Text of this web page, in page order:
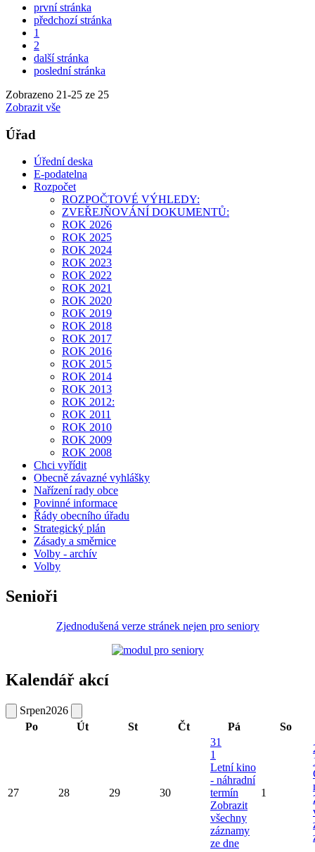
první stránka
předchozí stránka
1
2
další stránka
poslední stránka
Zobrazeno 21-25 ze 25
Zobrazit vše
Úřad
Úřední deska
E-podatelna
Rozpočet
ROZPOČTOVÉ VÝHLEDY:
ZVEŘEJŇOVÁNÍ DOKUMENTŮ:
ROK 2026
ROK 2025
ROK 2024
ROK 2023
ROK 2022
ROK 2021
ROK 2020
ROK 2019
ROK 2018
ROK 2017
ROK 2016
ROK 2015
ROK 2014
ROK 2013
ROK 2012:
ROK 2011
ROK 2010
ROK 2009
ROK 2008
Chci vyřídit
Obecně závazné vyhlášky
Nařízení rady obce
Povinné informace
Řády obecního úřadu
Strategický plán
Zásady a směrnice
Volby - archív
Volby
Senioři
Zjednodušená verze stránek nejen pro seniory
Kalendář akcí
Srpen2026
Po
Út St Čt Pá So
27 28 29 30
31
1
Letní kino
- náhradní
termín
Zobrazit
všechny
záznamy
ze dne
1